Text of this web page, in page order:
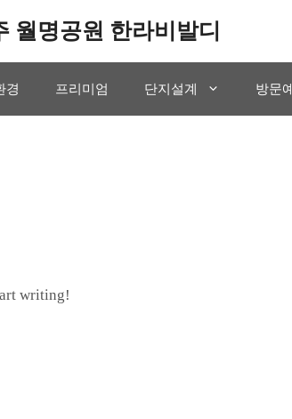
월명공원 한라비발디
경 프리미엄 단지설계 방문
writing!